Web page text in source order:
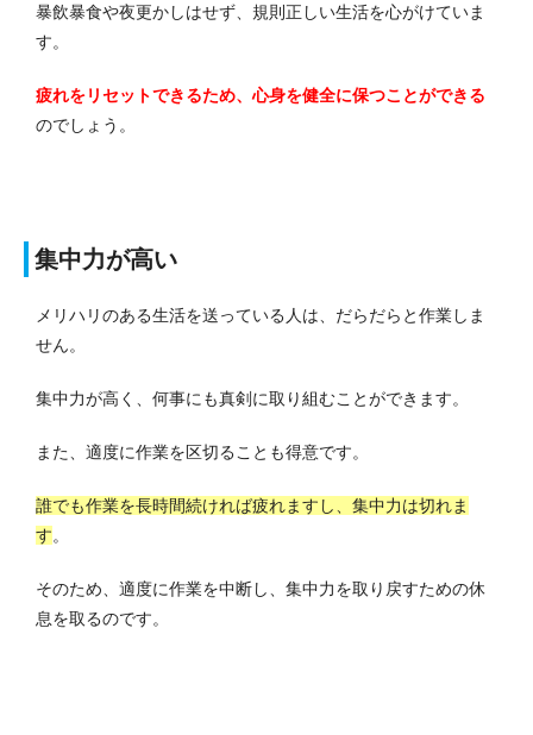
暴飲暴食や夜更かしはせず、規則正しい生活を心がけていま
す。
疲れをリセットできるため、心身を健全に保つことができる
のでしょう。
集中力が高い
メリハリのある生活を送っている人は、だらだらと作業しま
せん。
集中力が高く、何事にも真剣に取り組むことができます。
また、適度に作業を区切ることも得意です。
誰でも作業を長時間続ければ疲れますし、集中力は切れま
す。
そのため、適度に作業を中断し、集中力を取り戻すための休
息を取るのです。